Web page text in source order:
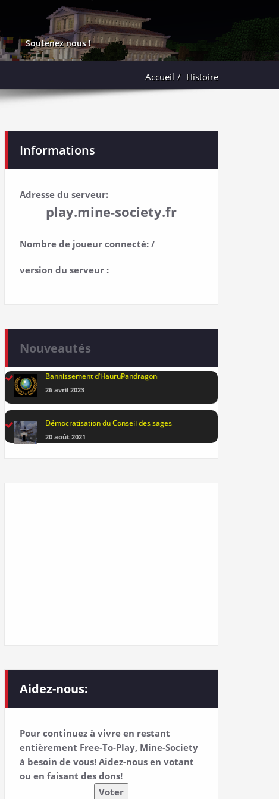
Soutenez nous !
Accueil Histoire
Informations
Adresse du serveur:
play.mine-society.fr
Nombre de joueur connecté: /
version du serveur :
Nouveautés
Bannissement d’HauruPandragon
26 avril 2023
Démocratisation du Conseil des sages
20 août 2021
Aidez-nous:
Pour continuez à vivre en restant
entièrement Free-To-Play, Mine-Society
à besoin de vous! Aidez-nous en votant
ou en faisant des dons!
Voter